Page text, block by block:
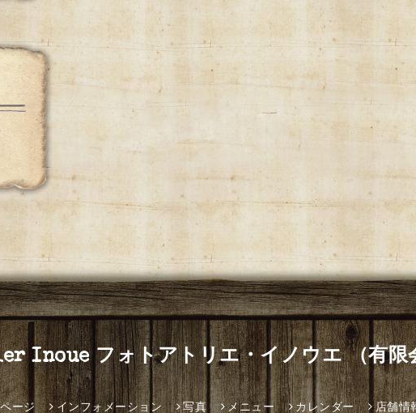
Inoue フォトアトリエ・イノウエ （有限
ージ インフォメーション 写真 メニュー カレンダー 店舗情